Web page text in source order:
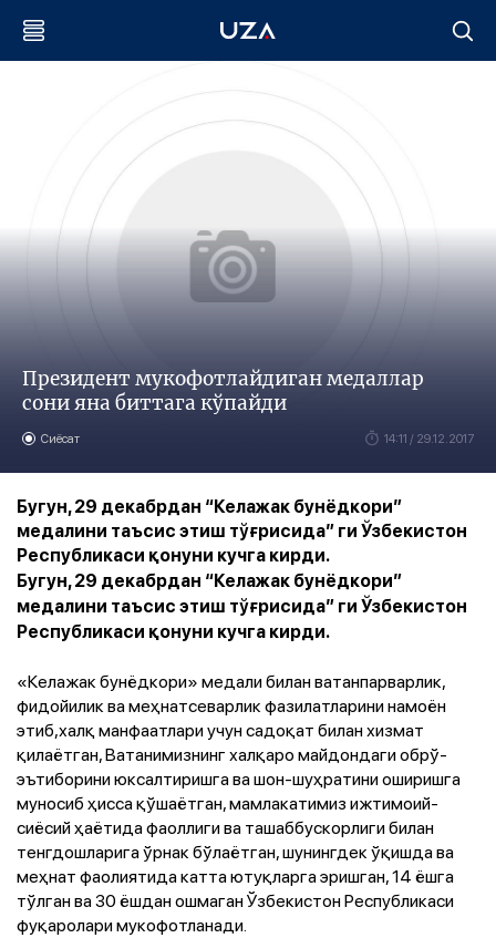
Президент мукофотлайдиган медаллар
сони яна биттага кўпайди
Сиёсат 14:11 / 29.12.2017
Бугун, 29 декабрдан “Келажак бунёдкори”
медалини таъсис этиш тўғрисида” ги Ўзбекистон
Республикаси қонуни кучга кирди.
Бугун, 29 декабрдан “Келажак бунёдкори”
медалини таъсис этиш тўғрисида” ги Ўзбекистон
Республикаси қонуни кучга кирди.
«Келажак бунёдкори» медали билан ватанпарварлик,
фидойилик ва меҳнатсеварлик фазилатларини намоён
этиб,халқ манфаатлари учун садоқат билан хизмат
қилаётган, Ватанимизнинг халқаро майдондаги обрў-
эътиборини юксалтиришга ва шон-шуҳратини оширишга
муносиб ҳисса қўшаётган, мамлакатимиз ижтимоий-
сиёсий ҳаётида фаоллиги ва ташаббускорлиги билан
тенгдошларига ўрнак бўлаётган, шунингдек ўқишда ва
меҳнат фаолиятида катта ютуқларга эришган, 14 ёшга
тўлган ва 30 ёшдан ошмаган Ўзбекистон Республикаси
фуқаролари мукофотланади.